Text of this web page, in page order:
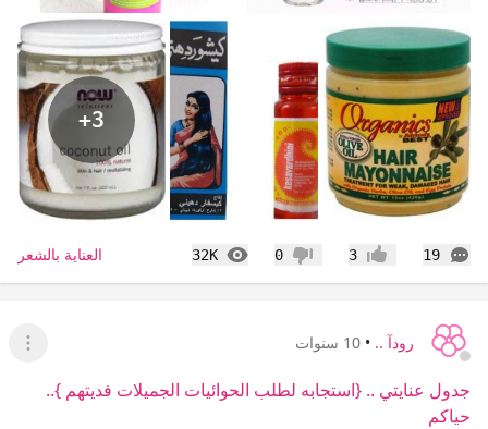
+3
19
التعليقات إعجاب3 عدم إعجاب
0
32K
المشاهدات العناية بالشعر
رودآ .. • 10 سنوات
عرض
جدول عنايتي .. {استجابه لطلب الحوائيات الجميلات فديتهم }..
حياكم